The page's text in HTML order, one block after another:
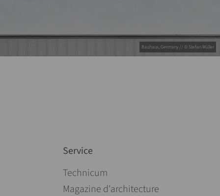
Bauhaus, Germany // © Stefan Müller
Service
Aller au contenu
Technicum
Magazine d'architecture